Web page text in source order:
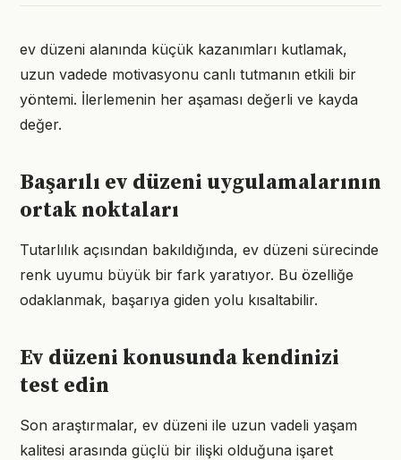
ev düzeni alanında küçük kazanımları kutlamak,
uzun vadede motivasyonu canlı tutmanın etkili bir
yöntemi. İlerlemenin her aşaması değerli ve kayda
değer.
Başarılı ev düzeni uygulamalarının
ortak noktaları
Tutarlılık açısından bakıldığında, ev düzeni sürecinde
renk uyumu büyük bir fark yaratıyor. Bu özelliğe
odaklanmak, başarıya giden yolu kısaltabilir.
Ev düzeni konusunda kendinizi
test edin
Son araştırmalar, ev düzeni ile uzun vadeli yaşam
kalitesi arasında güçlü bir ilişki olduğuna işaret